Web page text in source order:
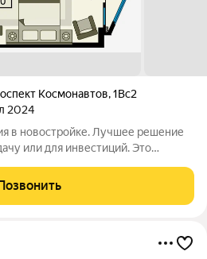
Космонавтов,1Вс2
2024
в новостройке. Лучшее решение
или для инвестиций. Это
зонированию при входе
зоны